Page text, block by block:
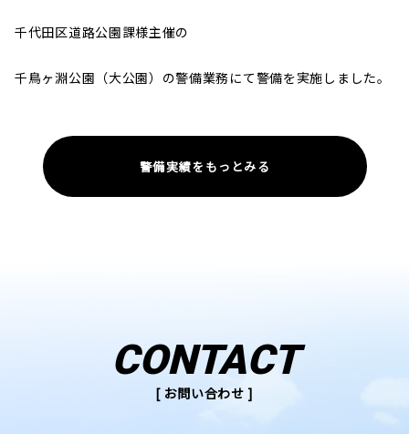
千代田区道路公園課様主催の
千鳥ヶ淵公園（大公園）の警備業務にて警備を実施しました。
警備実績をもっとみる
CONTACT
[ お問い合わせ ]